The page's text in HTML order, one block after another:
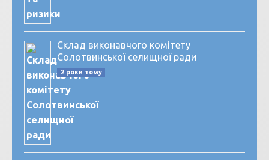
Склад виконавчого комітету
Солотвинської селищної ради
2 роки тому